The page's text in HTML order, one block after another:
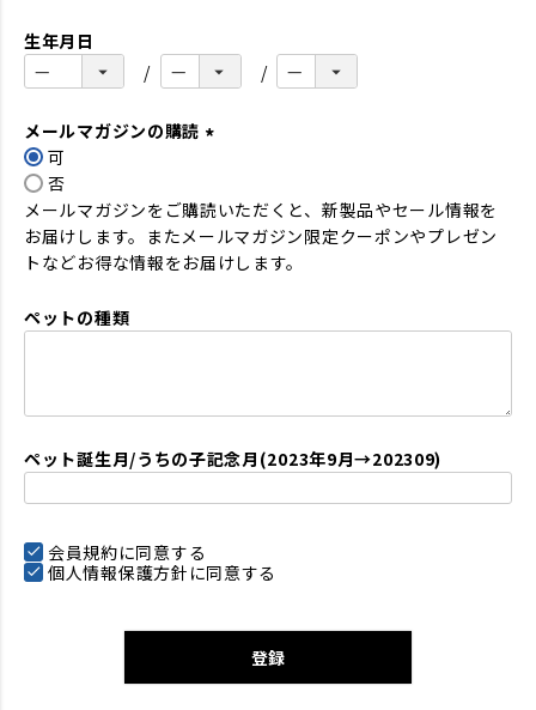
生年月日
メールマガジンの購読
須
)
可
否
メールマガジンをご購読いただくと、新製品やセール情報を
お届けします。またメールマガジン限定クーポンやプレゼン
トなどお得な情報をお届けします。
ペットの種類
ペット誕生月/うちの子記念月(2023年9月→202309)
会員規約に同意する
個人情報保護方針 に同意する
登録